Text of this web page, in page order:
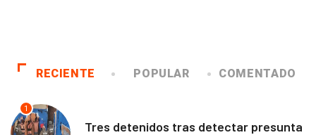
RECIENTE POPULAR COMENTADO
1
Tres detenidos tras detectar presunta